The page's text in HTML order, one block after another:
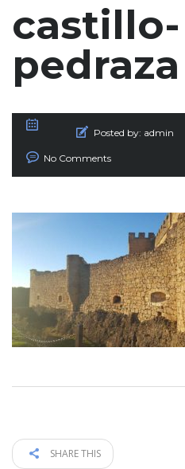
castillo-
pedraza
Posted by: admin
No Comments
SHARE THIS